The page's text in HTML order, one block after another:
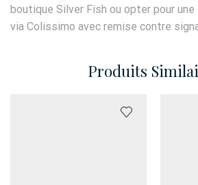
boutique Silver Fish ou opter pour
via Colissimo avec remise contre
Produits